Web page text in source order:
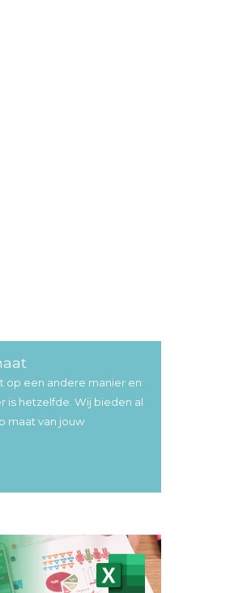
op een andere manier en
is hetzelfde. Wij bieden al
maat van jouw